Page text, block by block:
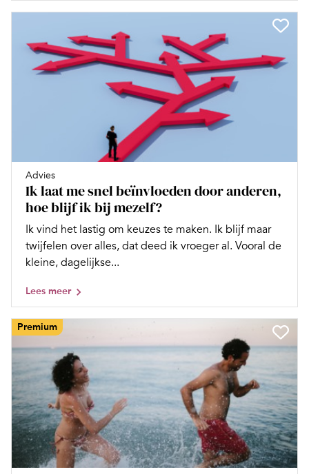
Advies
Ik laat me snel beïnvloeden door anderen,
hoe blijf ik bij mezelf?
Ik vind het lastig om keuzes te maken. Ik blijf maar
twijfelen over alles, dat deed ik vroeger al. Vooral de
kleine, dagelijkse...
Lees meer
Premium